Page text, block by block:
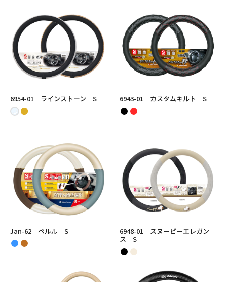
6954-01 ラインストーン S 6943-01 カスタムキルト S
Jan-62 ペルル S
6948-01 スヌーピーエレガン
ス S